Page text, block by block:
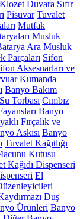
Klozet Duvara Sıfır
Pisuvar Tuvalet
Mutfak
Musluk
Ara Musluk
Parçaları Sifon
Aksesuarları ve
Kumanda
Banyo Bakım
Torbası Cımbız
Banyo
Fırçalık ve
Askısı Banyo
Tuvalet Kağıtlığı
Kutusu
Kağıdı Dispenseri
El
Duş
Ürünleri Banyo